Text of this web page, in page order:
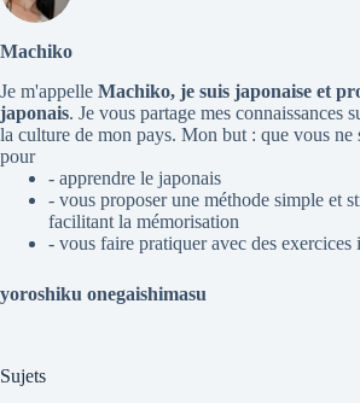
Machiko
Je m'appelle Machiko, je suis japonaise et
japonais. Je vous partage mes connaissances
la culture de mon pays. Mon but : que vous ne
pour
- apprendre le japonais
- vous proposer une méthode simple et
facilitant la mémorisation
- vous faire pratiquer avec des exercices
yoroshiku onegaishimasu
Sujets